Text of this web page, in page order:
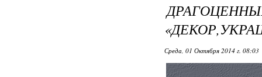
Среда, 01 Октября 2014 г. 08:03